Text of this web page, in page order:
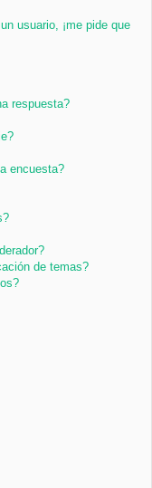
usuario, ¡me pide que
respuesta?
encuesta?
de temas?